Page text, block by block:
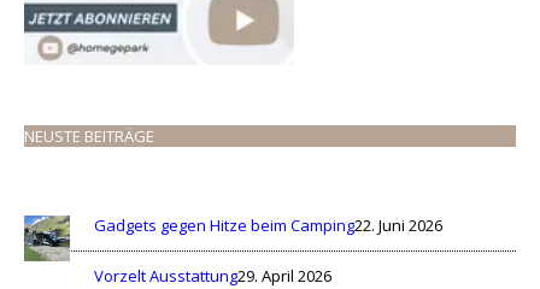
NEUSTE BEITRÄGE
Gadgets gegen Hitze beim Camping22. Juni 2026
Vorzelt Ausstattung29. April 2026